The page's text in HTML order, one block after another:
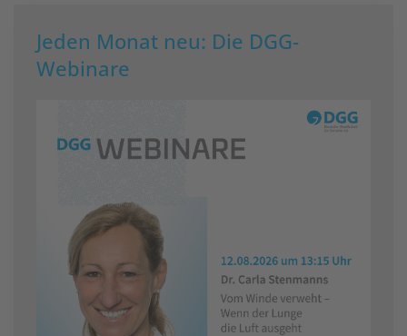
Jeden Monat neu: Die DGG-
Webinare